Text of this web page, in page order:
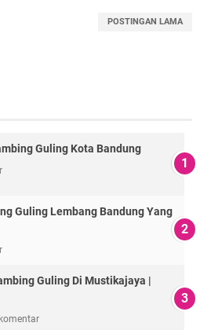
POSTINGAN LAMA
Guling Kota Bandung
Guling Lembang Bandung Yang
Guling Di Mustikajaya |